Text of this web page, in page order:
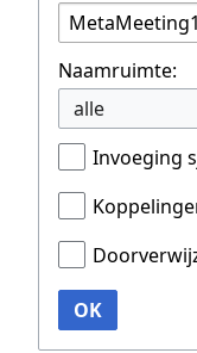
Naamruimte:
alle
Invoeging
OK